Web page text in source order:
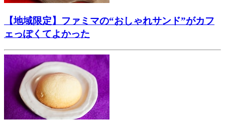
【地域限定】ファミマの“おしゃれサンド”がカフ
ェっぽくてよかった